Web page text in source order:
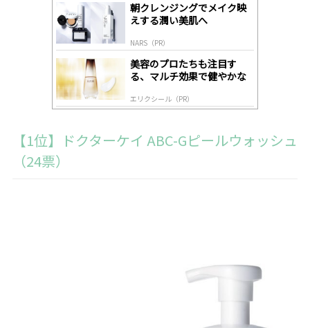
朝クレンジングでメイク映
えする潤い美肌へ
NARS（PR）
美容のプロたちも注目す
る、マルチ効果で健やかな
エリクシール（PR）
【1位】ドクターケイ ABC-Gピールウォッシュ
（24票）